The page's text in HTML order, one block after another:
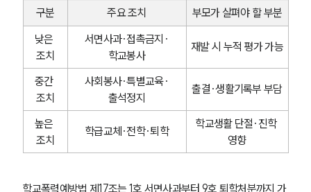
구분 주요 조치
부모가 살펴야 할 부분
낮은
조치
서면사과·접촉금지·
학교봉사
재발 시 누적 평가 가능
중간
조치
사회봉사·특별교육·
출석정지
출결·생활기록부 부담
높은
조치
학급교체·전학·퇴학
학교생활 단절·진학
영향
학교폭력예방법 제17조는 1호 서면사과부터 9호 퇴학처분까지 가